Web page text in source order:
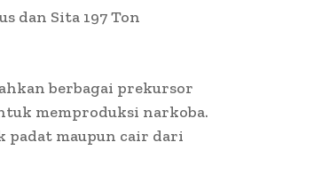
dan Sita 197 Ton
berbagai prekursor
memproduksi narkoba.
padat maupun cair dari